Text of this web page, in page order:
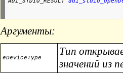
Аргументы:
eDeviceType
Тип
значений из